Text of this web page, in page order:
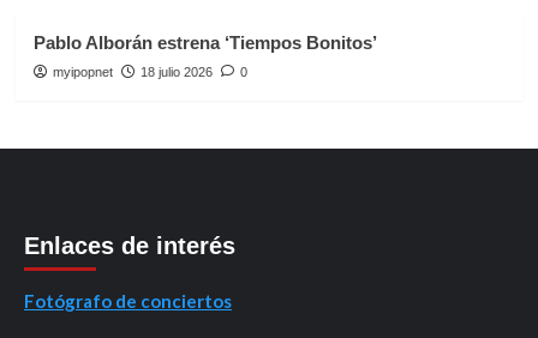
Pablo Alborán estrena ‘Tiempos Bonitos’
myipopnet 18 julio 2026 0
Enlaces de interés
Fotógrafo de conciertos